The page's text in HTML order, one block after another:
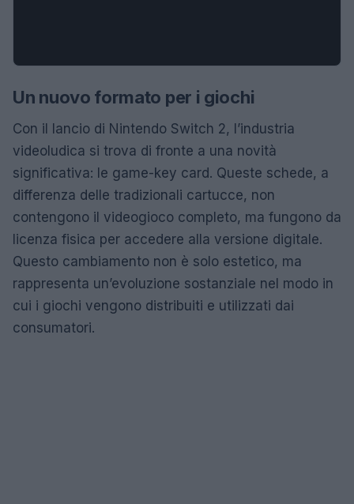
Un nuovo formato per i giochi
Con il lancio di Nintendo Switch 2, l’industria
videoludica si trova di fronte a una novità
significativa: le game-key card. Queste schede, a
differenza delle tradizionali cartucce, non
contengono il videogioco completo, ma fungono da
licenza fisica per accedere alla versione digitale.
Questo cambiamento non è solo estetico, ma
rappresenta un’evoluzione sostanziale nel modo in
cui i giochi vengono distribuiti e utilizzati dai
consumatori.